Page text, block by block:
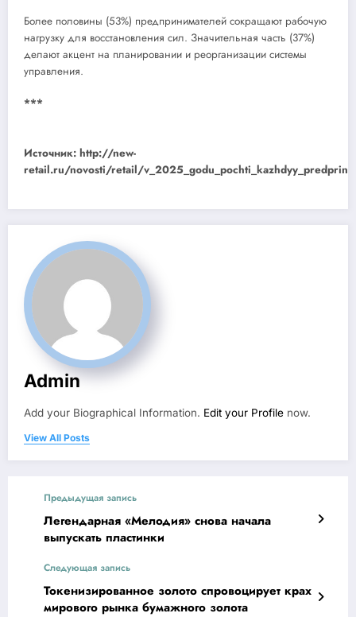
Более половины (53%) предпринимателей сокращают рабочую
нагрузку для восстановления сил. Значительная часть (37%)
делают акцент на планировании и реорганизации системы
управления.
***
Источник: http://new-
retail.ru/novosti/retail/
Admin
Add your Biographical Information. Edit your Profile now.
View All Posts
Предыдущая запись
Легендарная «Мелодия» снова начала
выпускать пластинки
Следующая запись
Токенизированное золото спровоцирует крах
мирового рынка бумажного золота